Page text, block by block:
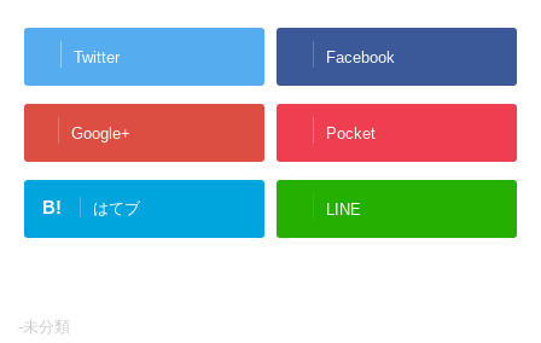
Twitter Facebook
Google+ Pocket
B! はてブ LINE
-未分類